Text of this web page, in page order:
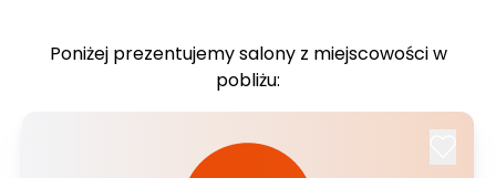
Poniżej prezentujemy salony z miejscowości w
pobliżu: